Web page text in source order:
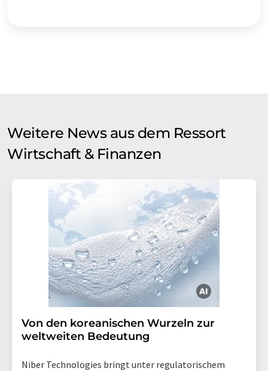
Weitere News aus dem Ressort
Wirtschaft & Finanzen
Von den koreanischen Wurzeln zur
weltweiten Bedeutung
Niber Technologies bringt unter regulatorischem